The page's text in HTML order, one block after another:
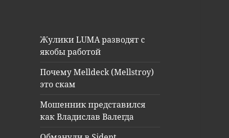
Жулики LUMA разводят с
якобы работой
Почему Melldeck (Mellstroy)
это скам
Мошенник представился
как Владислав Валегда